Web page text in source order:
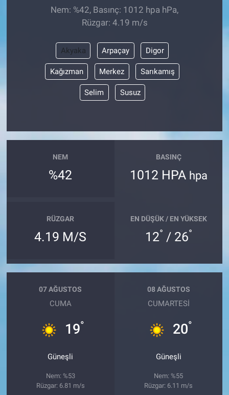
Nem: %42, Basınç: 1012 hpa hPa,
Rüzgar: 4.19 m/s
Akyaka Arpaçay Digor
Kağızman Merkez Sarıkamış
Selim Susuz
NEM
%42
BASINÇ
1012 HPA hpa
RÜZGAR
4.19 M/S
EN DÜŞÜK / EN YÜKSEK
12° / 26°
07 AĞUSTOS
CUMA
19°
Güneşli
Nem: %53
Rüzgar: 6.81 m/s
08 AĞUSTOS
CUMARTESI
20°
Güneşli
Nem: %55
Rüzgar: 6.11 m/s